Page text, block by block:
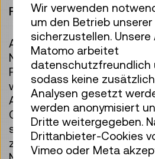
Führung
Auf unserer Reise durch
Naturwissenschaften
Forscher:innen und
wissenschaftlichen
Astronomie über die Physik
Gehirnforschung: Die Welt
spannender Entdeckungen
zufällig, manchmal das
Wir verwenden
um den Betrieb
sicherzustellen. Unsere
Matomo arbeitet
datenschutzfreundlich
sodass keine
Analysen gesetzt
werden anonymisiert
Dritte weitergegeben.
Drittanbieter-Cookies
Vimeo oder Meta